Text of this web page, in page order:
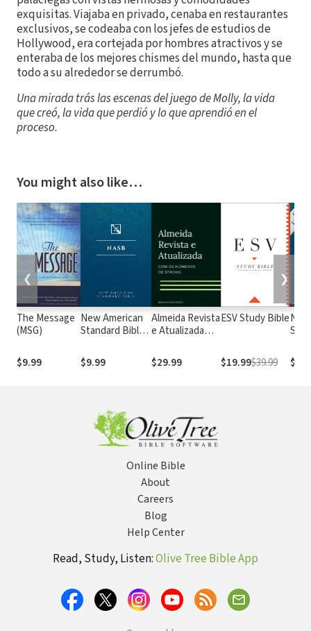
exquisitas. Viajaba en privado, cenaba en restaurantes
exclusivos, se codeaba con los jefes de estudios de
Hollywood, era cortejada por hombres atractivos y se
enteraba de los mejores chismes del mundo, hasta que
todo a su alrededor se derrumbó.
Una mirada trás las escenas del juego de Molly, la vida
que creó, la vida que perdió y lo que aprendió en el
proceso.
You might also like…
The Message
(MSG)
$9.99
New American
Standard Bible
(NASB1995)
$9.99
Almeida Revista
e Atualizada
números de
Strong
$29.99
ESV Study Bible
$19.99$39.99
❮ ❯
Online Bible
About
Careers
Blog
Help Center
Read, Study, Listen:Olive Tree Bible App